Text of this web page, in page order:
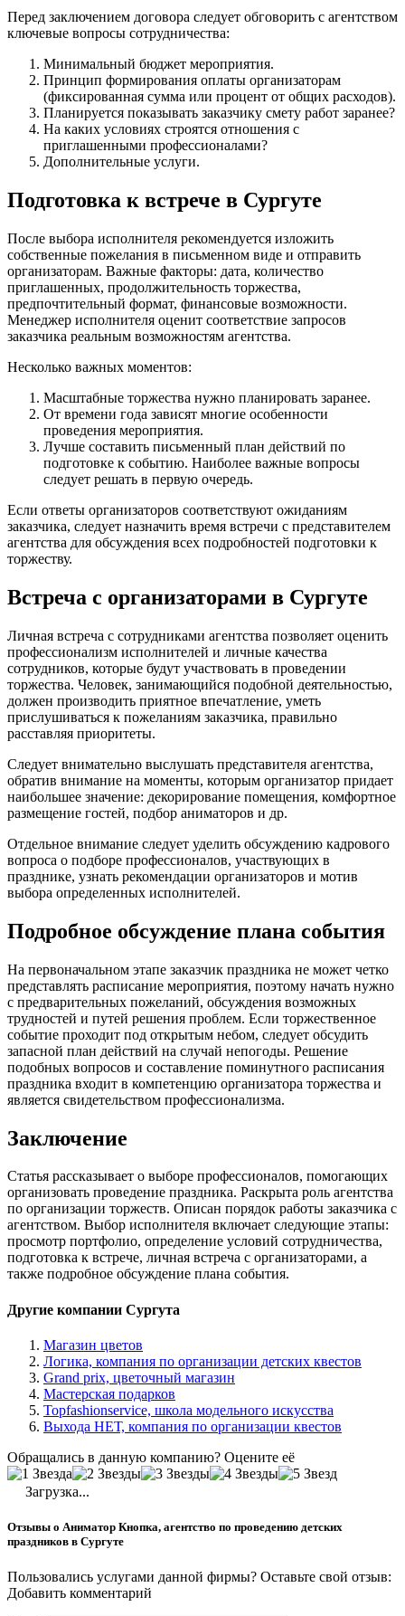
Перед заключением договора следует обговорить с агентством
ключевые вопросы сотрудничества:
Минимальный бюджет мероприятия.
Принцип формирования оплаты организаторам
(фиксированная сумма или процент от общих расходов).
Планируется показывать заказчику смету работ заранее?
На каких условиях строятся отношения с
приглашенными профессионалами?
Дополнительные услуги.
Подготовка к встрече в Сургуте
После выбора исполнителя рекомендуется изложить
собственные пожелания в письменном виде и отправить
организаторам. Важные факторы: дата, количество
приглашенных, продолжительность торжества,
предпочтительный формат, финансовые возможности.
Менеджер исполнителя оценит соответствие запросов
заказчика реальным возможностям агентства.
Несколько важных моментов:
Масштабные торжества нужно планировать заранее.
От времени года зависят многие особенности
проведения мероприятия.
Лучше составить письменный план действий по
подготовке к событию. Наиболее важные вопросы
следует решать в первую очередь.
Если ответы организаторов соответствуют ожиданиям
заказчика, следует назначить время встречи с представителем
агентства для обсуждения всех подробностей подготовки к
торжеству.
Встреча с организаторами в Сургуте
Личная встреча с сотрудниками агентства позволяет оценить
профессионализм исполнителей и личные качества
сотрудников, которые будут участвовать в проведении
торжества. Человек, занимающийся подобной деятельностью,
должен производить приятное впечатление, уметь
прислушиваться к пожеланиям заказчика, правильно
расставляя приоритеты.
Следует внимательно выслушать представителя агентства,
обратив внимание на моменты, которым организатор придает
наибольшее значение: декорирование помещения, комфортное
размещение гостей, подбор аниматоров и др.
Отдельное внимание следует уделить обсуждению кадрового
вопроса о подборе профессионалов, участвующих в
празднике, узнать рекомендации организаторов и мотив
выбора определенных исполнителей.
Подробное обсуждение плана события
На первоначальном этапе заказчик праздника не может четко
представлять расписание мероприятия, поэтому начать нужно
с предварительных пожеланий, обсуждения возможных
трудностей и путей решения проблем. Если торжественное
событие проходит под открытым небом, следует обсудить
запасной план действий на случай непогоды. Решение
подобных вопросов и составление поминутного расписания
праздника входит в компетенцию организатора торжества и
является свидетельством профессионализма.
Заключение
Статья рассказывает о выборе профессионалов, помогающих
организовать проведение праздника. Раскрыта роль агентства
по организации торжеств. Описан порядок работы заказчика с
агентством. Выбор исполнителя включает следующие этапы:
просмотр портфолио, определение условий сотрудничества,
подготовка к встрече, личная встреча с организаторами, а
также подробное обсуждение плана события.
Другие компании Сургута
Магазин цветов
Логика, компания по организации детских квестов
Grand prix, цветочный магазин
Мастерская подарков
Topfashionservice, школа модельного искусства
Выхода НЕТ, компания по организации квестов
Обращались в данную компанию? Оцените её
Загрузка...
Отзывы о Аниматор Кнопка, агентство по проведению детских
праздников в Сургуте
Пользовались услугами данной фирмы? Оставьте свой отзыв:
Добавить комментарий